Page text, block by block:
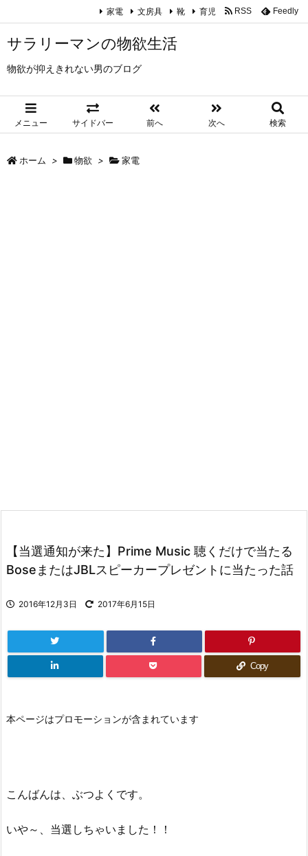
サラリーマンの物欲生活
物欲が抑えきれない男のブログ
メニュー サイドバー 前へ 次へ 検索
家電 文房具 靴 育児 RSS Feedly
ホーム > 物欲 > 家電
【当選通知が来た】Prime Music 聴くだけで当たる
BoseまたはJBLスピーカープレゼントに当たった話
2016年12月3日 2017年6月15日
Copy
本ページはプロモーションが含まれています
こんばんは、ぶつよくです。
いや～、当選しちゃいました！！